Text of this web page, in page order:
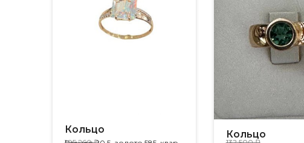
Кольцо Кольцо